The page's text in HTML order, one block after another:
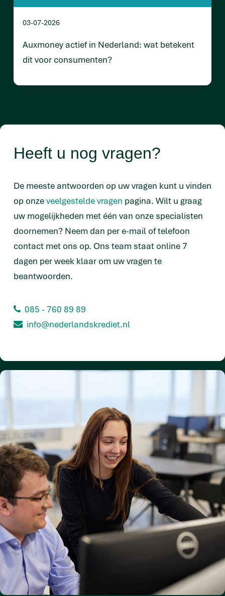
03-07-2026
Auxmoney actief in Nederland: wat betekent
dit voor consumenten?
Heeft u nog vragen?
De meeste antwoorden op uw vragen kunt u vinden
op onzeveelgestelde vragen pagina. Wilt u graag
uw mogelijkheden met één van onze specialisten
doornemen? Neem dan per e-mail of telefoon
contact met ons op. Ons team staat online 7
dagen per week klaar om uw vragen te
beantwoorden.
085 - 760 89 89
info@nederlandskrediet.nl